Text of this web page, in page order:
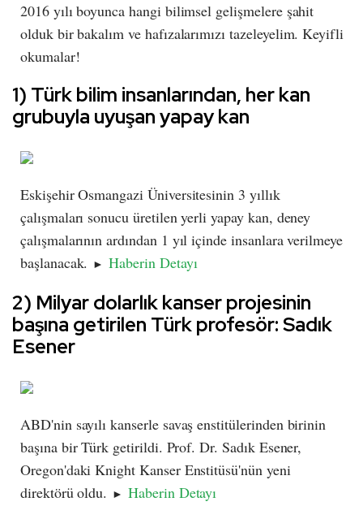
2016 yılı boyunca hangi bilimsel gelişmelere şahit
olduk bir bakalım ve hafızalarımızı tazeleyelim. Keyifli
okumalar!
1) Türk bilim insanlarından, her kan
grubuyla uyuşan yapay kan
Eskişehir Osmangazi Üniversitesinin 3 yıllık
çalışmaları sonucu üretilen yerli yapay kan, deney
çalışmalarının ardından 1 yıl içinde insanlara verilmeye
başlanacak. ► Haberin Detayı
2) Milyar dolarlık kanser projesinin
başına getirilen Türk profesör: Sadık
Esener
ABD'nin sayılı kanserle savaş enstitülerinden birinin
başına bir Türk getirildi. Prof. Dr. Sadık Esener,
Oregon'daki Knight Kanser Enstitüsü'nün yeni
direktörü oldu. ► Haberin Detayı